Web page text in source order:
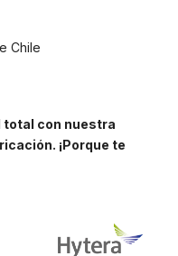
Chile
total con nuestra
¡Porque te